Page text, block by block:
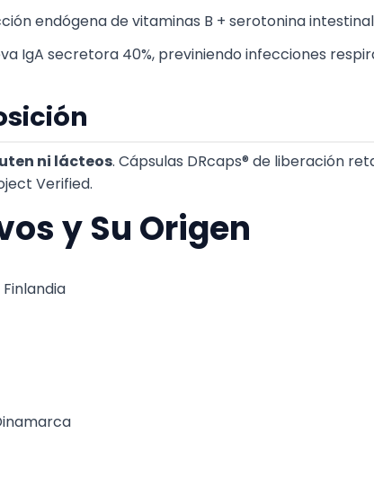
endógena de vitaminas B + serotonina
IgA secretora 40%, previniendo infecciones
ni lácteos. Cápsulas DRcaps® de liberación
Verified.
y Su Origen